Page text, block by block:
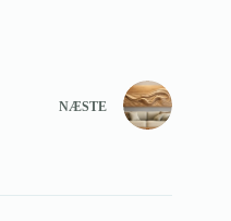
NÆSTE